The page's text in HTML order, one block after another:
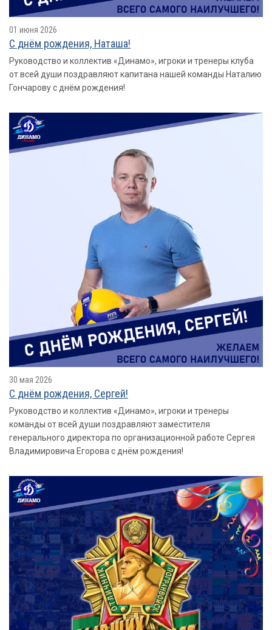
01 июня 2026
С днём рождения, Наташа!
Руководство и коллектив «Динамо», игроки и тренеры клуба
от всей души поздравляют капитана нашей команды Наталию
Гончарову с днём рождения!
30 мая 2026
С днëм рождения, Сергей!
Руководство и коллектив «Динамо», игроки и тренеры
команды от всей души поздравляют заместителя
генерального директора по организационной работе Сергея
Владимировича Егорова с днём рождения!